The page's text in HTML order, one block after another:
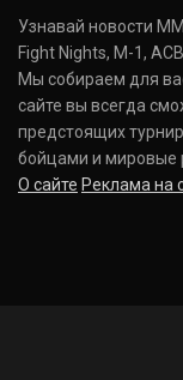
Узнавай новости
Fight Nights, M-1, ACB.
Мы собираем для
сайте вы всегда
предстоящих
бойцами и мировые
О сайте Реклама на